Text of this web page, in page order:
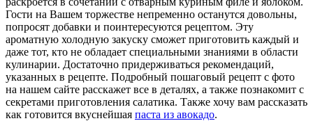
Гости на Вашем торжестве непременно останутся довольны,
попросят добавки и поинтересуются рецептом. Эту
ароматную холодную закуску сможет приготовить каждый и
даже тот, кто не обладает специальными знаниями в области
кулинарии. Достаточно придерживаться рекомендаций,
указанных в рецепте. Подробный пошаговый рецепт с фото
на нашем сайте расскажет все в деталях, а также познакомит с
секретами приготовления салатика. Также хочу вам рассказать
как готовится вкуснейшая паста из авокадо.